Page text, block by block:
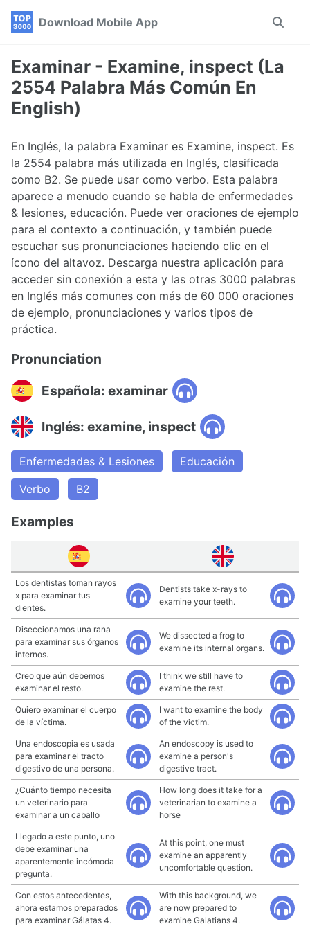
Skip
navigation
Skip
Skip
Download Mobile App
Toggle
Examinar - Examine, inspect (La
2554 Palabra Más Común En
English)
En Inglés, la palabra Examinar es Examine, inspect. Es
la 2554 palabra más utilizada en Inglés, clasificada
como B2. Se puede usar como verbo. Esta palabra
aparece a menudo cuando se habla de enfermedades
& lesiones, educación. Puede ver oraciones de ejemplo
para el contexto a continuación, y también puede
escuchar sus pronunciaciones haciendo clic en el
ícono del altavoz. Descarga nuestra aplicación para
acceder sin conexión a esta y las otras 3000 palabras
en Inglés más comunes con más de 60 000 oraciones
de ejemplo, pronunciaciones y varios tipos de
práctica.
Pronunciation
Española: examinar
Inglés: examine, inspect
Enfermedades & Lesiones
Educación
Verbo
B2
Examples
Los dentistas toman rayos
x para examinar tus
dientes.
Dentists take x-rays to
examine your teeth.
Diseccionamos una rana
para examinar sus órganos
internos.
We dissected a frog to
examine its internal organs.
Creo que aún debemos
examinar el resto.
I think we still have to
examine the rest.
Quiero examinar el cuerpo
de la víctima.
I want to examine the body
of the victim.
Una endoscopia es usada
para examinar el tracto
digestivo de una persona.
An endoscopy is used to
examine a person's
digestive tract.
¿Cuánto tiempo necesita
un veterinario para
examinar a un caballo
How long does it take for a
veterinarian to examine a
horse
Llegado a este punto, uno
debe examinar una
aparentemente incómoda
pregunta.
At this point, one must
examine an apparently
uncomfortable question.
Con estos antecedentes,
ahora estamos preparados
para examinar Gálatas 4.
With this background, we
are now prepared to
examine Galatians 4.